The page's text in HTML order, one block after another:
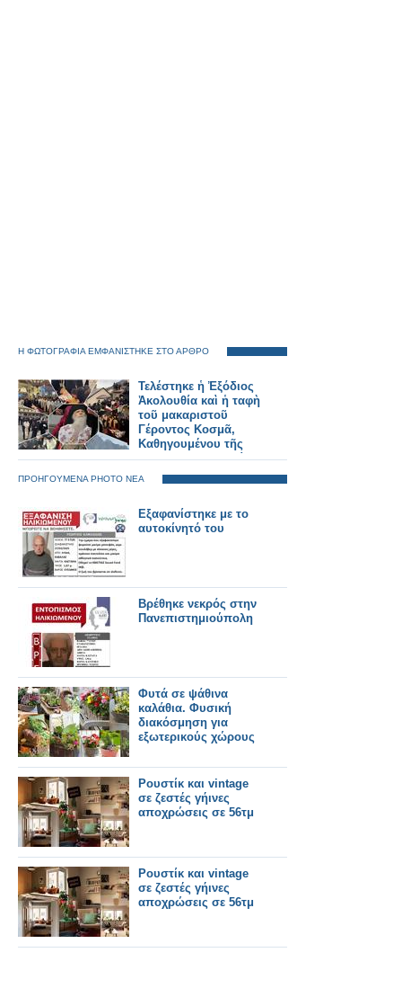
Η ΦΩΤΟΓΡΑΦΙΑ ΕΜΦΑΝΙΣΤΗΚΕ ΣΤΟ ΑΡΘΡΟ
Τελέστηκε ἡ Ἐξόδιος
Ἀκολουθία καὶ ἡ ταφὴ
τοῦ μακαριστοῦ
Γέροντος Κοσμᾶ,
Καθηγουμένου τῆς
Ἱερᾶς Μονῆς Στομίου
Κονίτσης
ΠΡΟΗΓΟΥΜΕΝΑ PHOTO ΝΕΑ
Εξαφανίστηκε με το
αυτοκίνητό του
Βρέθηκε νεκρός στην
Πανεπιστημιούπολη
Φυτά σε ψάθινα
καλάθια. Φυσική
διακόσμηση για
εξωτερικούς χώρους
Ρουστίκ και vintage
σε ζεστές γήινες
αποχρώσεις σε 56τμ
Ρουστίκ και vintage
σε ζεστές γήινες
αποχρώσεις σε 56τμ